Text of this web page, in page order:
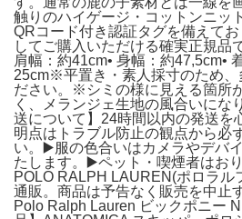
触りのハイゲージ・コットンニッ
QRコード付き認証タグを備えて
してご購入いただける確実正規品
肩幅：約41cm• 身幅：約47,5cm•
25cm※平置き・素人採寸のため、
ださい。※シミの様に見える箇所
く、メランジェ生地の風合いにな
送について】24時間以内の発送を
明点はトラブル防止の観点から必
い。▶️服の色合いはカメラやデバ
たします。▶️ペット・喫煙者はお
POLO RALPH LAUREN(ポロラル
通販。商品は予告なく販売を中止
Polo Ralph Lauren ビックポニー